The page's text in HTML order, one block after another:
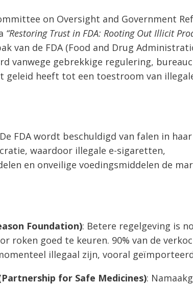
on Oversight and Government
“Restoring Trust in FDA: Rooting Out Illicit
van de FDA (Food and Drug
vanwege gebrekkige regulering,
geleid heeft tot een toestroom van
FDA wordt beschuldigd van falen in
waardoor illegale e-sigaretten,
en onveilige voedingsmiddelen de
Foundation): Betere regelgeving is
roken goed te keuren. 90% van de
illegaal zijn, vooral
for Safe Medicines):